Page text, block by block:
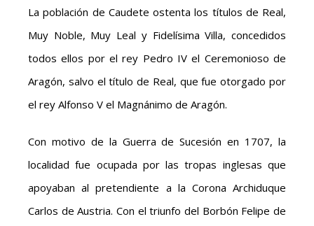
La población de Caudete ostenta los títulos de Real,
Muy Noble, Muy Leal y Fidelísima Villa, concedidos
todos ellos por el rey Pedro IV el Ceremonioso de
Aragón, salvo el título de Real, que fue otorgado por
el rey Alfonso V el Magnánimo de Aragón.
Con motivo de la Guerra de Sucesión en 1707, la
localidad fue ocupada por las tropas inglesas que
apoyaban al pretendiente a la Corona Archiduque
Carlos de Austria. Con el triunfo del Borbón Felipe de